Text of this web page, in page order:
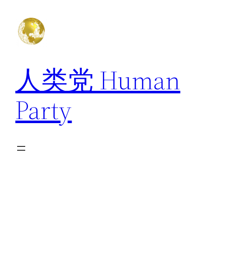
人类党 Human
Party